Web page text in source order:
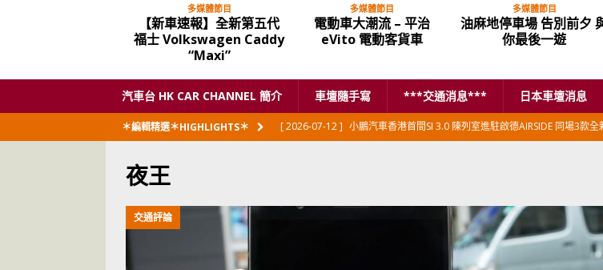
多媒體節目
【新車速報】全新第五代
福士 Volkswagen Caddy
“Maxi”
多媒體節目
電動車大潮流 – 平治
eVito 電動客貨車
多媒體節目
油麻地停車場 告別前夕
你最後一遊
汽車台 HK CAR CHANNEL 簡介 車壇隨手寫 ***交通消息*** 日本車壇消息
＊編輯精選＊HIGHLIGHTS＊ [ 2026-07-12 ] 小鵬汽車香港首間SI 3.0 陳列室進駐啟德AIRSIDE 同場3款
[ 2026-06-12 ] 「香港車仔展2026」再嚟喇
汽車模型玩具
新加坡組屋區輕型商用車停車場減租
東南亞汽車
UBER 香港七宗罪之「第七宗罪」一切禍源，由抽盲盒開始
夜王
交通評論